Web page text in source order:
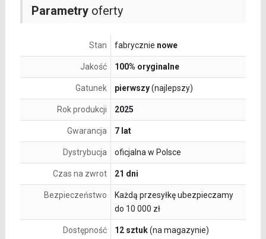
Parametryoferty
Stan fabrycznie nowe
Jakość 100% oryginalne
Gatunek pierwszy(najlepszy)
Rok produkcji 2025
Gwarancja 7 lat
Dystrybucja oficjalna w Polsce
Czas na zwrot 21 dni
Bezpieczeństwo
Każdą przesyłkę ubezpieczamy
do 10 000 zł
Dostępność 12 sztuk(na magazynie)